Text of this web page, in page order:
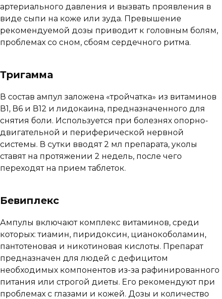
артериального давления и вызвать проявления в
виде сыпи на коже или зуда. Превышение
рекомендуемой дозы приводит к головным болям,
проблемах со сном, сбоям сердечного ритма.
Тригамма
В состав ампул заложена «тройчатка» из витаминов
В1, В6 и В12 и лидокаина, предназначенного для
снятия боли. Используется при болезнях опорно-
двигательной и периферической нервной
системы. В сутки вводят 2 мл препарата, уколы
ставят на протяжении 2 недель, после чего
переходят на прием таблеток.
Бевиплекс
Ампулы включают комплекс витаминов, среди
которых: тиамин, пиридоксин, цианокоболамин,
пантотеновая и никотиновая кислоты. Препарат
предназначен для людей с дефицитом
необходимых компонентов из-за рафинированного
питания или строгой диеты. Его рекомендуют при
проблемах с глазами и кожей. Дозы и количество